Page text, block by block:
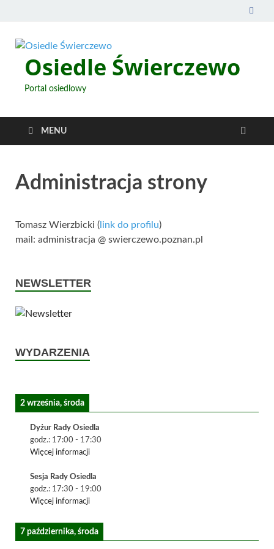
Osiedle Świerczewo
Portal osiedlowy
MENU
Administracja strony
Tomasz Wierzbicki ( link do profilu)
mail: administracja @ swierczewo.poznan.pl
NEWSLETTER
WYDARZENIA
2 września, środa
Dyżur Rady Osiedla
godz.: 17:00 - 17:30
Więcej informacji
Sesja Rady Osiedla
godz.: 17:30 - 19:00
Więcej informacji
7 października, środa